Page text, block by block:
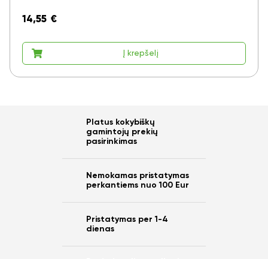
14,55 €
Į krepšelį
Platus kokybiškų
gamintojų prekių
pasirinkimas
Nemokamas pristatymas
perkantiems nuo 100 Eur
Pristatymas per 1-4
dienas